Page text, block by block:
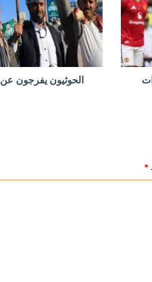
السفن في مضيق هرمز
أدخنة حرائق الغابات
والقنوات
الحوثيون يفرجون عن 9 بحارة فلبينيين بوساطة عمانية
*